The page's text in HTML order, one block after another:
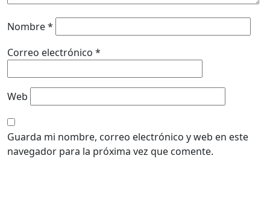
Nombre*
Correo electrónico *
Web
Guarda mi nombre, correo electrónico y web en este
navegador para la próxima vez que comente.